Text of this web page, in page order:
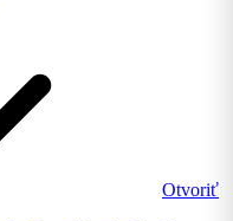
Otvoriť